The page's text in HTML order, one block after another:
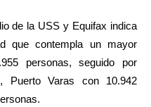
de la USS y Equifax indica
que contempla un mayor
personas, seguido por
Puerto Varas con 10.942